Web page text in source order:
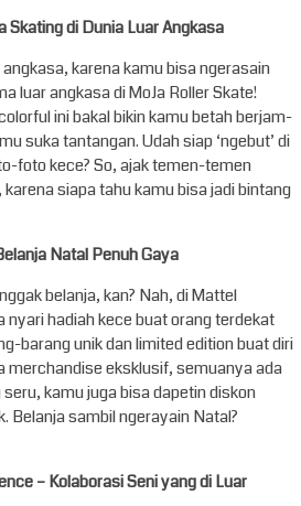
Skating di Dunia Luar Angkasa
karena kamu bisa ngerasain
luar angkasa di MoJa Roller Skate!
ini bakal bikin kamu betah berjam-
suka tantangan. Udah siap ‘ngebut’ di
foto kece? So, ajak temen-temen
siapa tahu kamu bisa jadi bintang
Natal Penuh Gaya
belanja, kan? Nah, di Mattel
nyari hadiah kece buat orang terdekat
barang unik dan limited edition buat diri
merchandise eksklusif, semuanya ada
kamu juga bisa dapetin diskon
Belanja sambil ngerayain Natal?
– Kolaborasi Seni yang di Luar